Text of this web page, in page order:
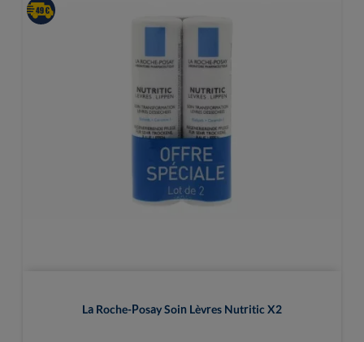
La Roche-Posay Soin Lèvres Nutritic X2